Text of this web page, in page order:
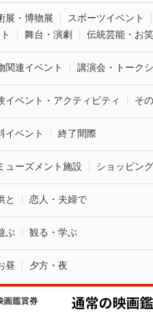
展・博物展 スポーツイベント
舞台・演劇 伝統芸能・お
関連イベント 講演会・トーク
イベント・アクティビティ そ
イベント 終了間際
ューズメント施設 ショッピン
と 恋人・夫婦で
ぶ 観る・学ぶ
昼 夕方・夜